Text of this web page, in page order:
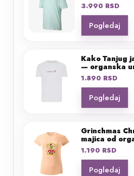
3.990 RSD
Pogledaj
Kako Tanjug
— organska
1.890 RSD
Pogledaj
Grinchmas
majica od
1.190 RSD
Pogledaj